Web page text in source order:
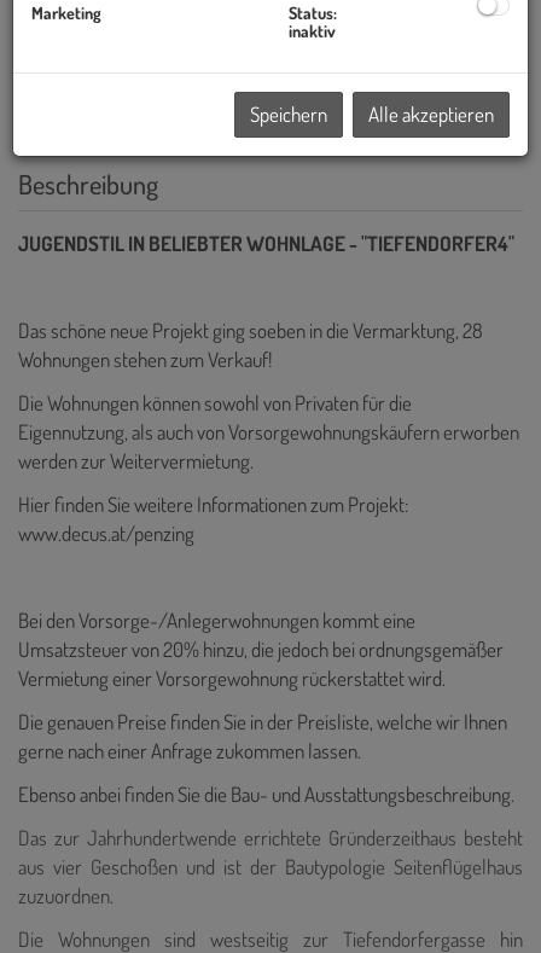
Beschreibung
JUGENDSTIL IN BELIEBTER WOHNLAGE - "TIEFENDORFER4"
Das schöne neue Projekt ging soeben in die Vermarktung, 28
Wohnungen stehen zum Verkauf!
Die Wohnungen können sowohl von Privaten für die
Eigennutzung, als auch von Vorsorgewohnungskäufern erworben
werden zur Weitervermietung.
Hier finden Sie weitere Informationen zum Projekt:
www.decus.at/penzing
Bei den Vorsorge-/Anlegerwohnungen kommt eine
Umsatzsteuer von 20% hinzu, die jedoch bei ordnungsgemäßer
Vermietung einer Vorsorgewohnung rückerstattet wird.
Die genauen Preise finden Sie in der Preisliste, welche wir Ihnen
gerne nach einer Anfrage zukommen lassen.
Ebenso anbei finden Sie die Bau- und Ausstattungsbeschreibung.
Das zur Jahrhundertwende errichtete Gründerzeithaus besteht
aus vier Geschoßen und ist der Bautypologie Seitenflügelhaus
zuzuordnen.
Die Wohnungen sind westseitig zur Tiefendorfergasse hin
Marketing
Status:
inaktiv
Speichern Alle akzeptieren